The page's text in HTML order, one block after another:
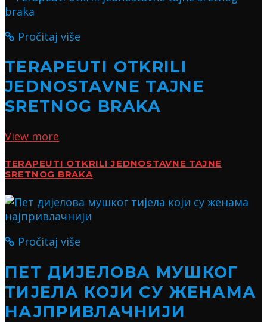
Pročitaj više
TERAPEUTI OTKRILI
JEDNOSTAVNE TAJNE
SRETNOG BRAKA
View more
TERAPEUTI OTKRILI JEDNOSTAVNE TAJNE
SRETNOG BRAKA
Pročitaj više
ПЕТ ДИЈЕЛОВА МУШКОГ
ТИЈЕЛА КОЈИ СУ ЖЕНАМА
НАЈПРИВЛАЧНИЈИ